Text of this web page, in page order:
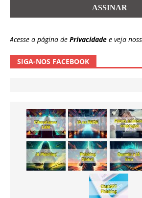
Acesse a página de Privacidade e veja
SIGA-NOS FACEBOOK